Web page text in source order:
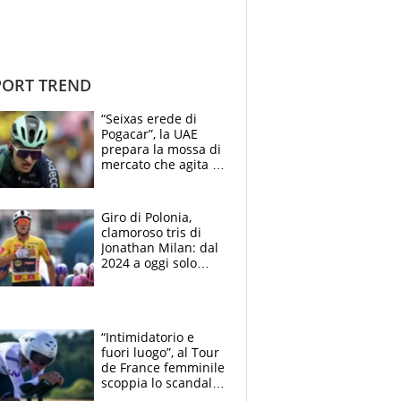
TREND
“Seixas erede di
Pogacar”, la UAE
prepara la mossa di
mercato che agita la
a Burgos
Giro di Polonia,
clamoroso tris di
Jonathan Milan: dal
2024 a oggi solo
“Intimidatorio e
fuori luogo”, al Tour
de France femminile
scoppia lo scandalo: